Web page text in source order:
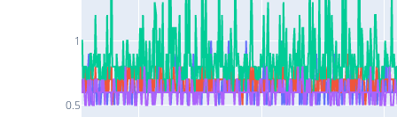
0.5
1